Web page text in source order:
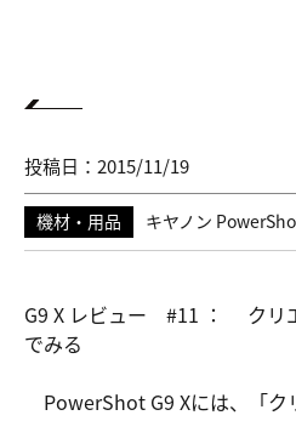
投稿日：2015/11/19
機材・用品 キヤノン
G9 X レビュー #11 ： クリ
でみる
PowerShot G9 Xには、「ク